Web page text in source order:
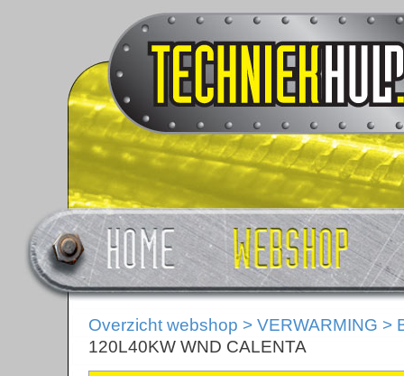
Overzicht webshop > VERWARMING >
120L40KW WND CALENTA